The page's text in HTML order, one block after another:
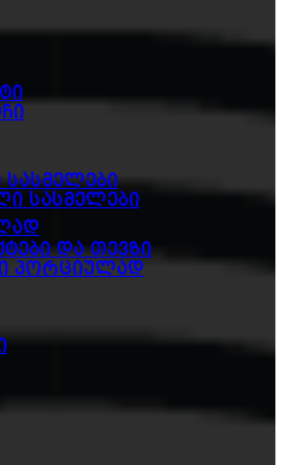
სასმელები
და თევზი
პორციულად